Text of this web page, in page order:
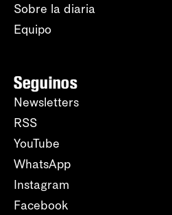
Sobre la diaria
Equipo
Seguinos
Newsletters
RSS
YouTube
WhatsApp
Instagram
Facebook